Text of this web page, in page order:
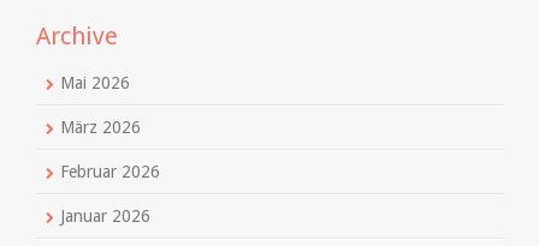
Archive
Mai 2026
März 2026
Februar 2026
Januar 2026